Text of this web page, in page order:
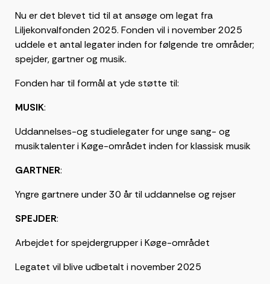
Nu er det blevet tid til at ansøge om legat fra
Liljekonvalfonden 2025. Fonden vil i november 2025
uddele et antal legater inden for følgende tre områder;
spejder, gartner og musik.
Fonden har til formål at yde støtte til:
MUSIK:
Uddannelses-og studielegater for unge sang- og
musiktalenter i Køge-området inden for klassisk musik
GARTNER:
Yngre gartnere under 30 år til uddannelse og rejser
SPEJDER:
Arbejdet for spejdergrupper i Køge-området
Legatet vil blive udbetalt i november 2025